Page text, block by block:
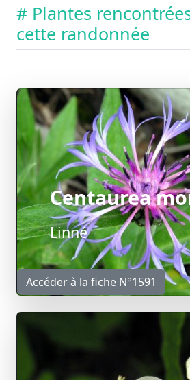
# Plantes
cette randonnée
Centaurea
Linné
Accéder à la fiche N°1591